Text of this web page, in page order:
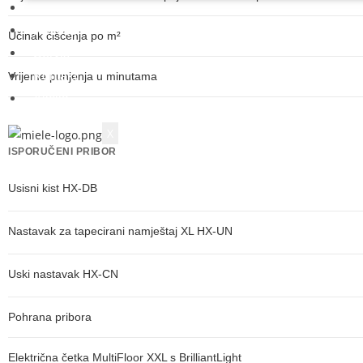
Novosti
Kontakt
Učinak čišćenja po m²
Vrijeme punjenja u minutama
ISPORUČENI PRIBOR
Usisni kist HX-DB
Nastavak za tapecirani namještaj XL HX-UN
Uski nastavak HX-CN
Pohrana pribora
Električna četka MultiFloor XXL s BrilliantLight